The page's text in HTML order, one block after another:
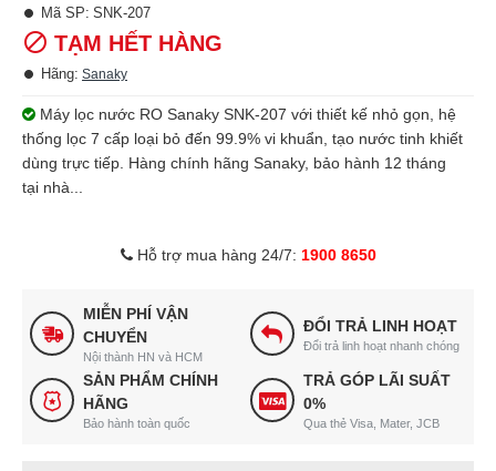
TẠM HẾT HÀNG
Hãng: Sanaky
Mã SP: SNK-207
Máy lọc nước RO Sanaky SNK-207 với thiết kế nhỏ gọn, hệ
thống lọc 7 cấp loại bỏ đến 99.9% vi khuẩn, tạo nước tinh khiết
dùng trực tiếp. Hàng chính hãng Sanaky, bảo hành 12 tháng
tại nhà...
Hỗ trợ mua hàng 24/7: 1900 8650
MIỄN PHÍ VẬN
CHUYỂN
Nội thành HN và HCM
ĐỔI TRẢ LINH HOẠT
Đổi trả linh hoạt nhanh chóng
SẢN PHẨM CHÍNH
HÃNG
Bảo hành toàn quốc
TRẢ GÓP LÃI SUẤT
0%
Qua thẻ Visa, Mater, JCB